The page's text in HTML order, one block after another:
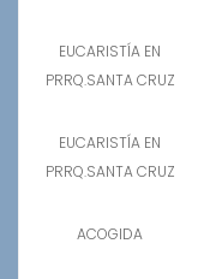
EUCARISTÍA EN
PRRQ.SANTA CRUZ
EUCARISTÍA EN
PRRQ.SANTA CRUZ
ACOGIDA